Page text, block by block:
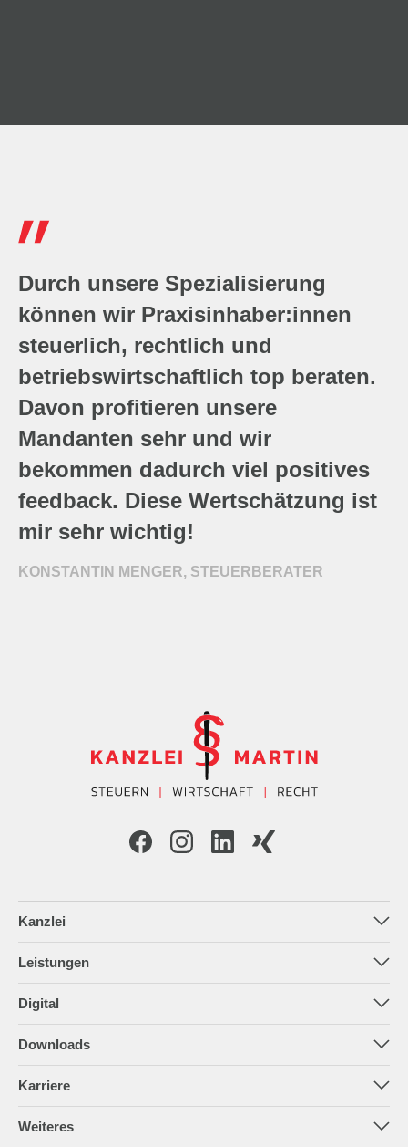
Durch unsere Spezialisierung
können wir Praxisinhaber:innen
steuerlich, rechtlich und
betriebswirtschaftlich top beraten.
Davon profitieren unsere
Mandanten sehr und wir
bekommen dadurch viel positives
feedback. Diese Wertschätzung ist
mir sehr wichtig!
KONSTANTIN MENGER, STEUERBERATER
Kanzlei
Das Team
Praxiswissen
Leistungen
Rechtsberatung
Praxisberatung
Digital
Downloads
Newsletter
Karriere
Weiteres